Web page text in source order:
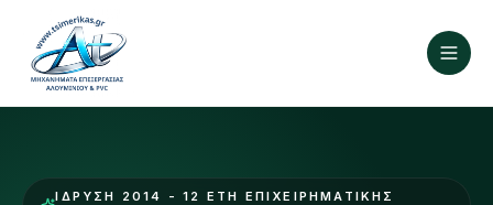
ΊΔΡΥΣΗ 2014 - 12 ΈΤΗ ΕΠΙΧΕΙΡΗΜΑΤΙΚΉΣ